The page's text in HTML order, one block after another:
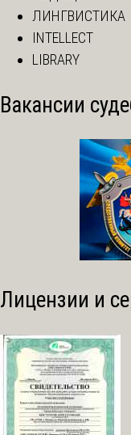
ЛИНГВИСТИКА
INTELLECT
LIBRARY
Вакансии
Лицензии и